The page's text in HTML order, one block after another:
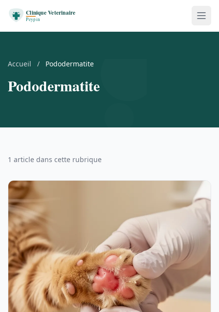
Accueil / Pododermatite
Pododermatite
1 article dans cette rubrique